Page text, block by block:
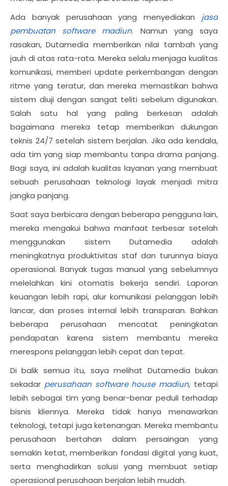
Ada banyak perusahaan yang menyediakan jasa
pembuatan software madiun. Namun yang saya
rasakan, Dutamedia memberikan nilai tambah yang
jauh di atas rata-rata. Mereka selalu menjaga kualitas
komunikasi, memberi update perkembangan dengan
ritme yang teratur, dan mereka memastikan bahwa
sistem diuji dengan sangat teliti sebelum digunakan.
Salah satu hal yang paling berkesan adalah
bagaimana mereka tetap memberikan dukungan
teknis 24/7 setelah sistem berjalan. Jika ada kendala,
ada tim yang siap membantu tanpa drama panjang.
Bagi saya, ini adalah kualitas layanan yang membuat
sebuah perusahaan teknologi layak menjadi mitra
jangka panjang.
Saat saya berbicara dengan beberapa pengguna lain,
mereka mengakui bahwa manfaat terbesar setelah
menggunakan sistem Dutamedia adalah
meningkatnya produktivitas staf dan turunnya biaya
operasional. Banyak tugas manual yang sebelumnya
melelahkan kini otomatis bekerja sendiri. Laporan
keuangan lebih rapi, alur komunikasi pelanggan lebih
lancar, dan proses internal lebih transparan. Bahkan
beberapa perusahaan mencatat peningkatan
pendapatan karena sistem membantu mereka
merespons pelanggan lebih cepat dan tepat.
Di balik semua itu, saya melihat Dutamedia bukan
sekadar perusahaan software house madiun, tetapi
lebih sebagai tim yang benar-benar peduli terhadap
bisnis kliennya. Mereka tidak hanya menawarkan
teknologi, tetapi juga ketenangan. Mereka membantu
perusahaan bertahan dalam persaingan yang
semakin ketat, memberikan fondasi digital yang kuat,
serta menghadirkan solusi yang membuat setiap
operasional perusahaan berjalan lebih mudah.